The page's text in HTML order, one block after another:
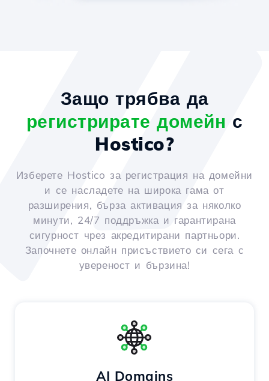
Защо трябва да
регистрирате домейн с
Hostico?
Изберете Hostico за регистрация на домейни
и се насладете на широка гама от
разширения, бърза активация за няколко
минути, 24/7 поддръжка и гарантирана
сигурност чрез акредитирани партньори.
Започнете онлайн присъствието си сега с
увереност и бързина!
AI Domains